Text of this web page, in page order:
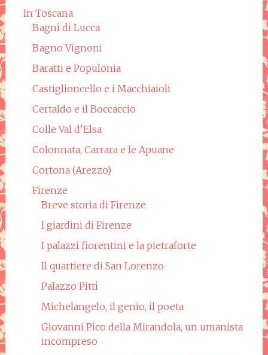
In Toscana
Bagni di Lucca
Bagno Vignoni
Baratti e Populonia
Castiglioncello e i Macchiaioli
Certaldo e il Boccaccio
Colle Val d'Elsa
Colonnata, Carrara e le Apuane
Cortona (Arezzo)
Firenze
Breve storia di Firenze
I giardini di Firenze
I palazzi fiorentini e la pietraforte
Il quartiere di San Lorenzo
Palazzo Pitti
Michelangelo, il genio, il poeta
Giovanni Pico della Mirandola, un umanista
incompreso